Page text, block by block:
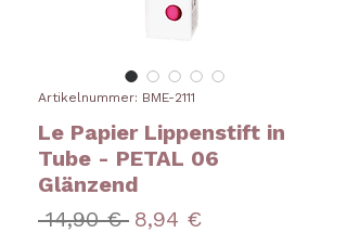
Artikelnummer: BME-2111
Le Papier Lippenstift in
Tube - PETAL 06
Glänzend
14,90 € Standardpreis
8,94 €Sale-